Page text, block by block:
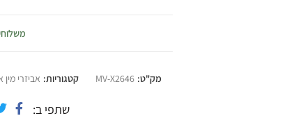
מק"ט: MV-X2646 קטגוריות: אביזרי מין
שתפי ב